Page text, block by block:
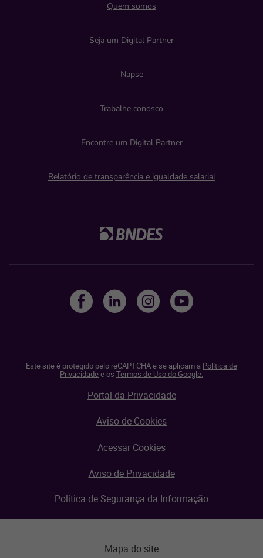
Quem somos
Seja um Digital Partner
Napse
Trabalhe conosco
Encontre um Digital Partner
Relatório de transparência e igualdade salarial
Este site é protegido pelo reCAPTCHA e se aplicam a Política de
Privacidadee os Termos de Uso do Google.
Portal da Privacidade
Aviso de Cookies
Acessar Cookies
Aviso de Privacidade
Política de Segurança da Informação
Mapa do site